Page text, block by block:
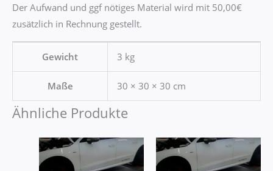
Der Aufwand und ggf nötiges Material wird mit 50,00€
zusätzlich in Rechnung gestellt.
Gewicht 3 kg
Maße 30 × 30 × 30 cm
Ähnliche Produkte